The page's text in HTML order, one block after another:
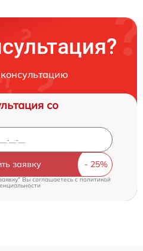
со
заявку
Вы соглашаетесь cполитикой